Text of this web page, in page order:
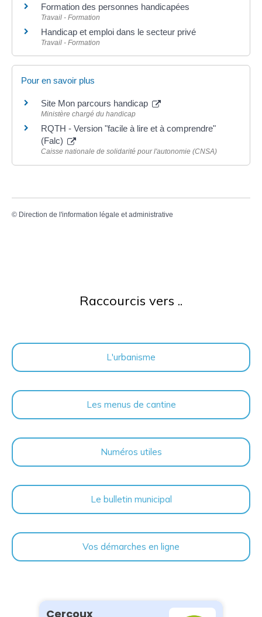
Formation des personnes handicapées
Travail - Formation
Handicap et emploi dans le secteur privé
Travail - Formation
Pour en savoir plus
Site Mon parcours handicap
Ministère chargé du handicap
RQTH - Version "facile à lire et à comprendre"
(Falc)
Caisse nationale de solidarité pour l'autonomie (CNSA)
© Direction de l'information légale et administrative
Raccourcis vers ..
L'urbanisme
Les menus de cantine
Numéros utiles
Le bulletin municipal
Vos démarches en ligne